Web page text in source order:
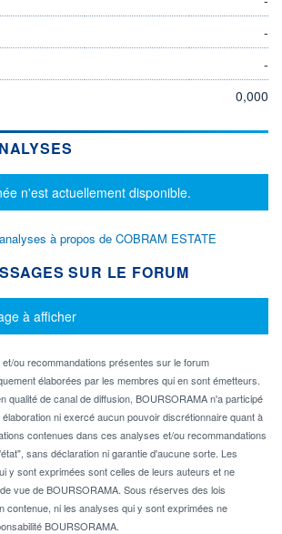
-
-
0,000
n'est actuellement disponible.
à propos de COBRAM ESTATE
SUR LE FORUM
à afficher
ou recommandations présentes sur le forum
élaborées par les membres qui en sont émetteurs.
qualité de canal de diffusion, BOURSORAMA n'a participé
ni exercé aucun pouvoir discrétionnaire quant à
contenues dans ces analyses et/ou recommandations
sans déclaration ni garantie d'aucune sorte. Les
y sont exprimées sont celles de leurs auteurs et ne
vue de BOURSORAMA. Sous réserves des lois
contenue, ni les analyses qui y sont exprimées ne
BOURSORAMA.